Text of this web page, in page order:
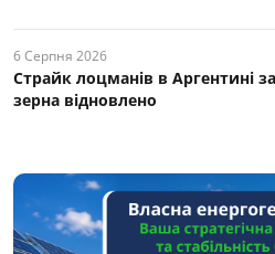
6 Серпня 2026
Страйк лоцманів в Аргентині
зерна відновлено